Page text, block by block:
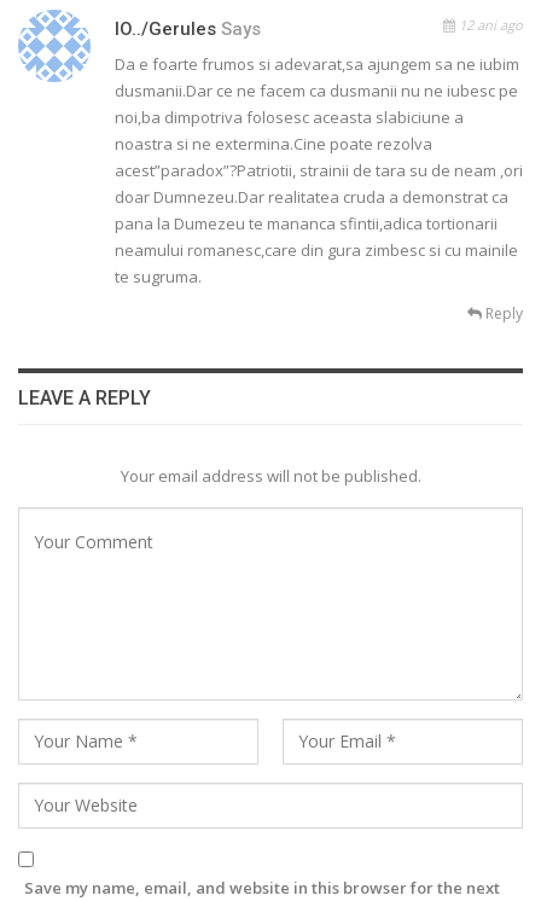
IO../gerules Says 12 ani ago
Da e foarte frumos si adevarat,sa ajungem sa ne iubim
dusmanii.Dar ce ne facem ca dusmanii nu ne iubesc pe
noi,ba dimpotriva folosesc aceasta slabiciune a
noastra si ne extermina.Cine poate rezolva
acest”paradox”?Patriotii, strainii de tara su de neam ,ori
doar Dumnezeu.Dar realitatea cruda a demonstrat ca
pana la Dumezeu te mananca sfintii,adica tortionarii
neamului romanesc,care din gura zimbesc si cu mainile
te sugruma.
Reply
LEAVE A REPLY
Your email address will not be published.
Save my name, email, and website in this browser for the next